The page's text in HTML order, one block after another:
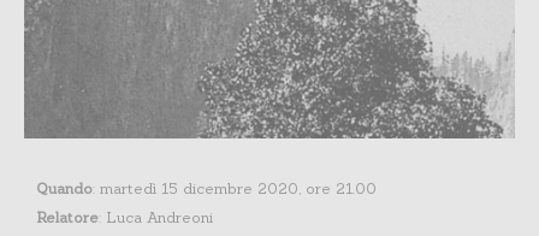
Quando: martedì 15 dicembre 2020, ore 21.00
Relatore: Luca Andreoni